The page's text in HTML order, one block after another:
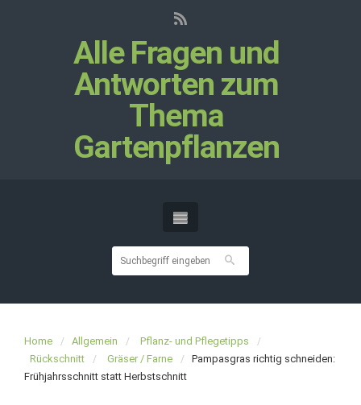
Alle Fragen und
Antworten zum
Thema
Gartenpflanzen
Home Allgemein
Pflanz- und Pflegetipps
Rückschnitt
Gräser / Farne
Pampasgras richtig schneiden:
Frühjahrsschnitt statt Herbstschnitt